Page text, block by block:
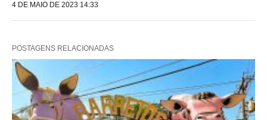
4 DE MAIO DE 2023 14:33
POSTAGENS RELACIONADAS